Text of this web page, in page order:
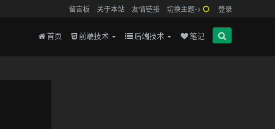
留言板 关于本站 友情链接 切换主题-> 登录
首页 前端技术 后端技术 笔记